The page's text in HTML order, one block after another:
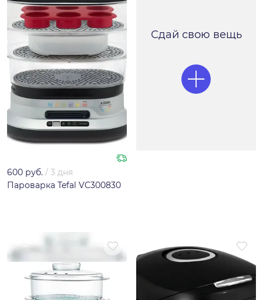
600 руб. / 3 дня
Пароварка Tefal VC300830
Сдай свою вещь